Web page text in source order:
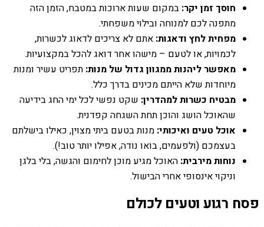
חוסך זמן יקר: במקום שעות ארוכות במטבח, הזמן הזה
מתפנה לכם למנוחה ובילוי משפחתי.
מפחית לחץ ודאגות: אתם לא צריכים לדאוג לכשרות,
לכמויות, או לטעם – מישהו אחר דואג להכל במקצועיות.
מאפשר ליהנות ממגוון גדול של מנות: תפריט עשיר ומנות
מיוחדות שלא הייתם מכינים בדרך כלל.
מבטיח כשרות למהדרין: שקט נפשי לכל ימי החג בידיעה
שהאוכל הושג והוכן תחת השגחה קפדנית.
אוכל טעים ואיכותי: מנות בטעם ביתי מצוין, כאילו בישלתם
בעצמכם (ולפעמים, בואו נודה, אפילו יותר טוב!).
נוחות מירבית: האוכל מגיע מוכן לחימום והגשה, בלי בלגן
וניקוי אינסופי אחרי הבישול.
פסח רגוע וטעים לכולם